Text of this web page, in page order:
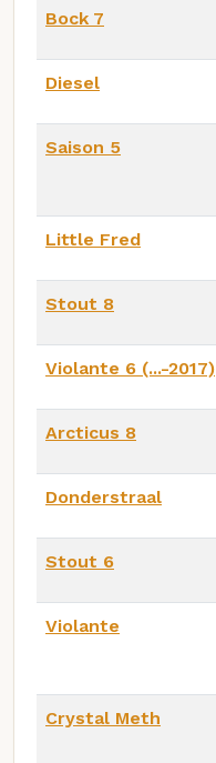
Bock 7
Diesel
Saison 5
Little Fred
Stout 8
Violante 6 (...-2017)
Arcticus 8
Donderstraal
Stout 6
Violante
Crystal Meth